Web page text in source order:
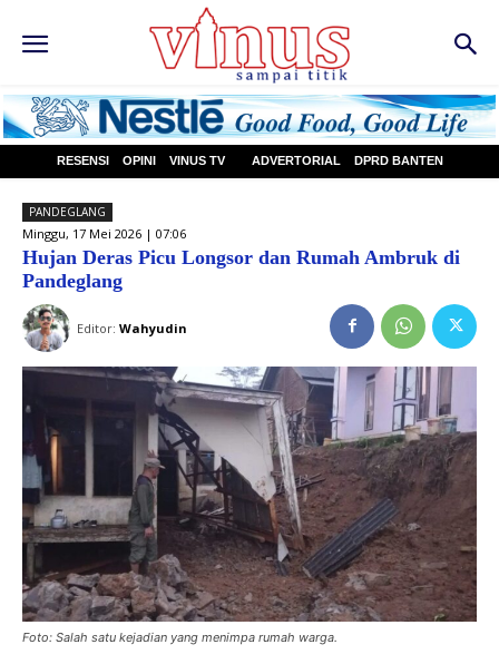
RESENSI OPINI VINUS TV ADVERTORIAL DPRD BANTEN
PANDEGLANG
Minggu, 17 Mei 2026 | 07:06
Hujan Deras Picu Longsor dan Rumah Ambruk di
Pandeglang
Editor: Wahyudin
Foto: Salah satu kejadian yang menimpa rumah warga.